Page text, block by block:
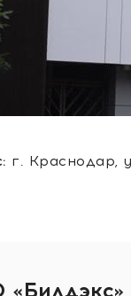
г. Краснодар,